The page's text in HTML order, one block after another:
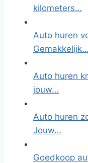
kilometers…
Auto huren
Gemakkelijk…
Auto huren
jouw…
Auto huren
Jouw…
Goedkoop